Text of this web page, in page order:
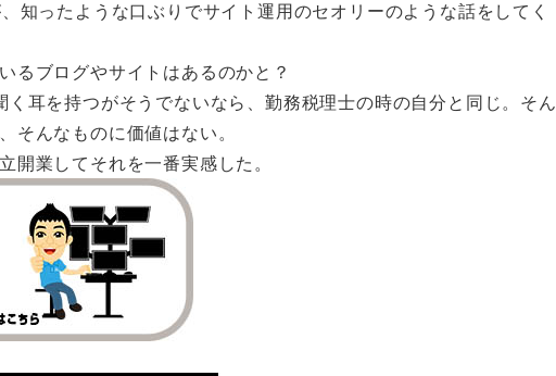
知ったような口ぶりでサイト運用のセオリーのような話をしてく
るブログやサイトはあるのかと？
耳を持つがそうでないなら、勤務税理士の時の自分と同じ。そん
んなものに価値はない。
業してそれを一番実感した。